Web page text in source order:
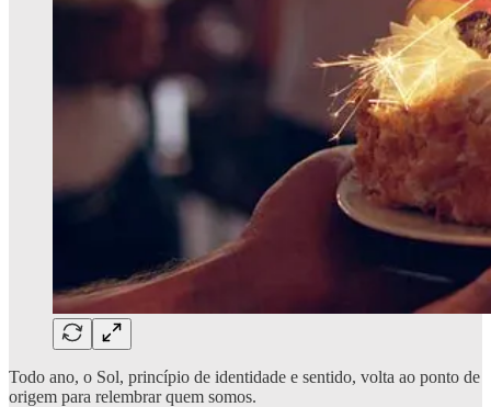
Todo ano, o Sol, princípio de identidade e sentido, volta ao ponto de
origem para relembrar quem somos.